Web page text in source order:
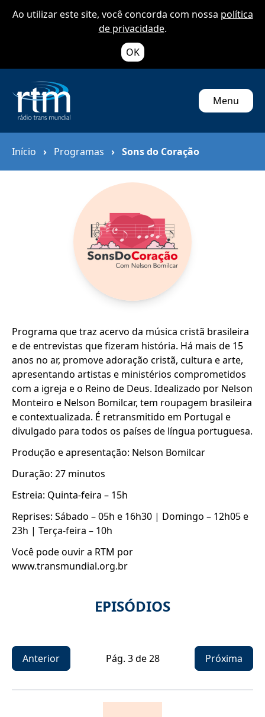
Ao utilizar este site, você concorda com nossa política
de privacidade.
OK
Menu
Início › Programas › Sons do Coração
Programa que traz acervo da música cristã brasileira
e de entrevistas que fizeram história. Há mais de 15
anos no ar, promove adoração cristã, cultura e arte,
apresentando artistas e ministérios comprometidos
com a igreja e o Reino de Deus. Idealizado por Nelson
Monteiro e Nelson Bomilcar, tem roupagem brasileira
e contextualizada. É retransmitido em Portugal e
divulgado para todos os países de língua portuguesa.
Produção e apresentação: Nelson Bomilcar
Duração: 27 minutos
Estreia: Quinta-feira – 15h
Reprises: Sábado – 05h e 16h30 | Domingo – 12h05 e
23h | Terça-feira – 10h
Você pode ouvir a RTM por
www.transmundial.org.br
EPISÓDIOS
Anterior Pág. 3de28 Próxima